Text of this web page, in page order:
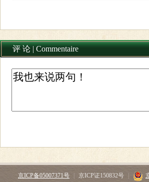
评 论 | Commentaire
京ICP备05007371号 京ICP证150832号